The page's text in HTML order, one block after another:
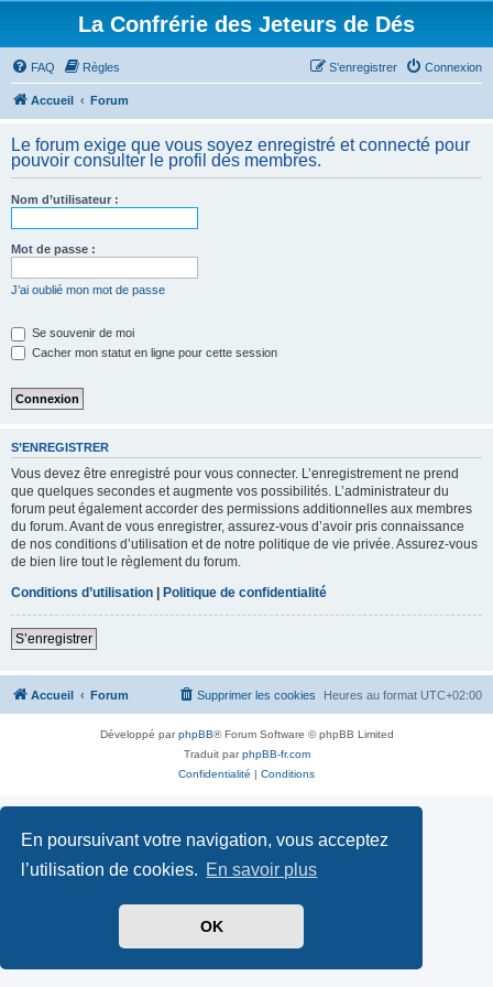
En poursuivant votre navigation, vous acceptez
l’utilisation de cookies. En savoir plus
OK
La Confrérie des Jeteurs de Dés
FAQ Règles Connexion
S’enregistrer
Accueil Forum
Le forum exige que vous soyez enregistré et connecté pour
pouvoir consulter le profil des membres.
Nom d’utilisateur :
Mot de passe :
J’ai oublié mon mot de passe
Se souvenir de moi
Cacher mon statut en ligne pour cette session
S’ENREGISTRER
Vous devez être enregistré pour vous connecter. L’enregistrement ne prend
que quelques secondes et augmente vos possibilités. L’administrateur du
forum peut également accorder des permissions additionnelles aux membres
du forum. Avant de vous enregistrer, assurez-vous d’avoir pris connaissance
de nos conditions d’utilisation et de notre politique de vie privée. Assurez-vous
de bien lire tout le règlement du forum.
Conditions d’utilisation | Politique de confidentialité
S’enregistrer
Accueil Forum Heures au format UTC+02:00
Supprimer les cookies
Développé parphpBB® Forum Software © phpBB Limited
Traduit parphpBB-fr.com
Confidentialité | Conditions